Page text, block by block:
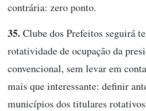
contrária: zero ponto.
35. Clube dos Prefeitos seguirá
rotatividade de ocupação da
convencional, sem levar em
mais que interessante: definir
municípios dos titulares